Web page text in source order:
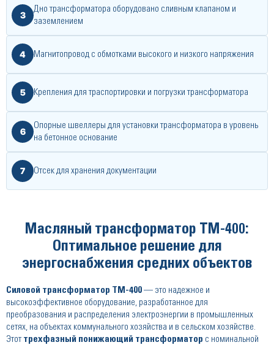
3
Дно трансформатора оборудовано сливным клапаном и
заземлением
4 Магнитопровод с обмотками высокого и низкого напряжения
5 Крепления для траспортировки и погрузки трансформатора
6
Опорные швеллеры для установки трансформатора в уровень
на бетонное основание
7 Отсек для хранения документации
Масляный трансформатор ТМ-400:
Оптимальное решение для
энергоснабжения средних объектов
Силовой трансформатор ТМ-400 — это надежное и
высокоэффективное оборудование, разработанное для
преобразования и распределения электроэнергии в промышленных
сетях, на объектах коммунального хозяйства и в сельском хозяйстве.
Этот трехфазный понижающий трансформатор с номинальной